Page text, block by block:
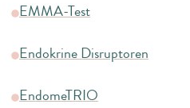
EMMA-Test
Endokrine Disruptoren
EndomeTRIO